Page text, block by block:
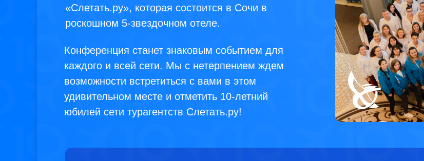
«Слетать.ру», которая состоится в Сочи в
роскошном 5-звездочном отеле.
Конференция станет знаковым событием для
каждого и всей сети. Мы с нетерпением ждем
возможности встретиться с вами в этом
удивительном месте и отметить 10-летний
юбилей сети турагентств Слетать.ру!